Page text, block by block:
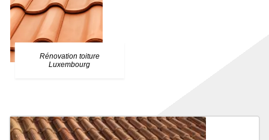
Rénovation toiture
Luxembourg